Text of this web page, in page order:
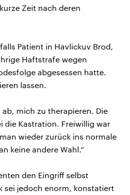
Zeit nach deren
Patient in Havlickuv Brod,
Haftstrafe wegen
abgesessen hatte.
lassen.
ab, mich zu therapieren. Die
die Kastration. Freiwillig war
wieder zurück ins normale
keine andere Wahl.“
den Eingriff selbst
sei jedoch enorm, konstatiert